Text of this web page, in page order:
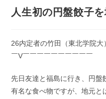
人生初の円盤餃子を
26内定者の竹田（東北学院大
￣V￣￣￣￣￣￣￣￣￣￣
先日友達と福島に行き、円盤
有名な食べ物ですが、地元と